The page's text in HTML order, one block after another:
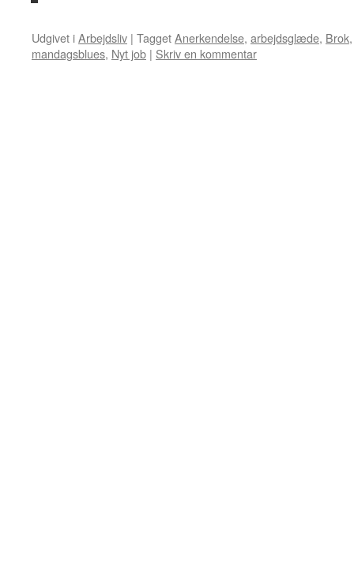
Udgivet iArbejdsliv | TaggetAnerkendelse, arbejdsglæde, Brok
mandagsblues, Nyt job | Skriv en kommentar